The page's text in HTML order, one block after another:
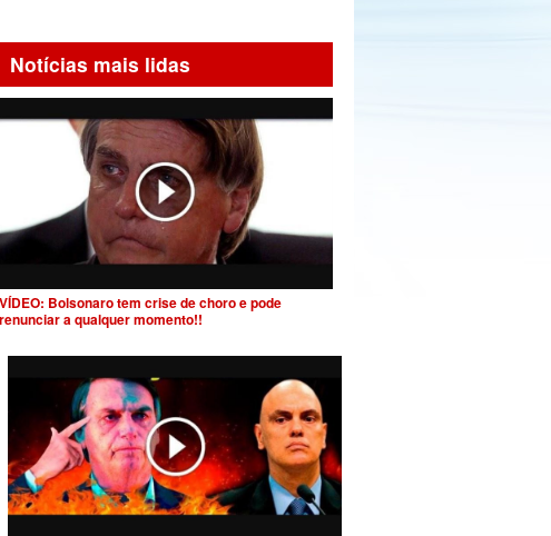
Notícias mais lidas
VÍDEO: Bolsonaro tem crise de choro e pode
renunciar a qualquer momento!!